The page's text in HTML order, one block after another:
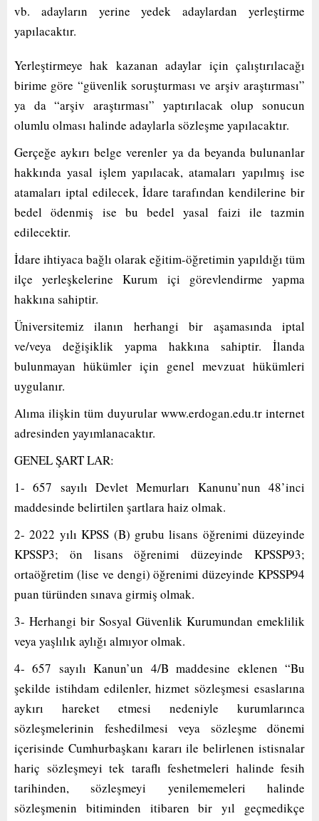
vb. adayların yerine yedek adaylardan yerleştirme
yapılacaktır.
Yerleştirmeye hak kazanan adaylar için çalıştırılacağı
birime göre “güvenlik soruşturması ve arşiv araştırması”
ya da “arşiv araştırması” yaptırılacak olup sonucun
olumlu olması halinde adaylarla sözleşme yapılacaktır.
Gerçeğe aykırı belge verenler ya da beyanda bulunanlar
hakkında yasal işlem yapılacak, atamaları yapılmış ise
atamaları iptal edilecek, İdare tarafından kendilerine bir
bedel ödenmiş ise bu bedel yasal faizi ile tazmin
edilecektir.
İdare ihtiyaca bağlı olarak eğitim-öğretimin yapıldığı tüm
ilçe yerleşkelerine Kurum içi görevlendirme yapma
hakkına sahiptir.
Üniversitemiz ilanın herhangi bir aşamasında iptal
ve/veya değişiklik yapma hakkına sahiptir. İlanda
bulunmayan hükümler için genel mevzuat hükümleri
uygulanır.
Alıma ilişkin tüm duyurular www.erdogan.edu.tr internet
adresinden yayımlanacaktır.
GENEL ŞART LAR:
1- 657 sayılı Devlet Memurları Kanunu’nun 48’inci
maddesinde belirtilen şartlara haiz olmak.
2- 2022 yılı KPSS (B) grubu lisans öğrenimi düzeyinde
KPSSP3; ön lisans öğrenimi düzeyinde KPSSP93;
ortaöğretim (lise ve dengi) öğrenimi düzeyinde KPSSP94
puan türünden sınava girmiş olmak.
3- Herhangi bir Sosyal Güvenlik Kurumundan emeklilik
veya yaşlılık aylığı almıyor olmak.
4- 657 sayılı Kanun’un 4/B maddesine eklenen “Bu
şekilde istihdam edilenler, hizmet sözleşmesi esaslarına
aykırı hareket etmesi nedeniyle kurumlarınca
sözleşmelerinin feshedilmesi veya sözleşme dönemi
içerisinde Cumhurbaşkanı kararı ile belirlenen istisnalar
hariç sözleşmeyi tek taraflı feshetmeleri halinde fesih
tarihinden, sözleşmeyi yenilememeleri halinde
sözleşmenin bitiminden itibaren bir yıl geçmedikçe